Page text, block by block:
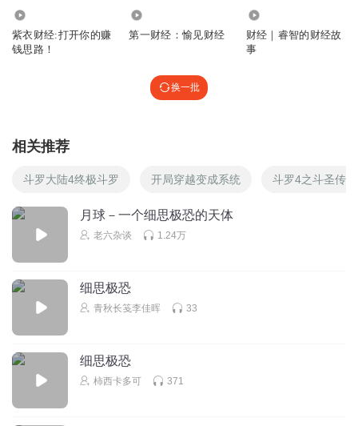
紫衣财经:打开你的赚
钱思路！
第一财经：愉见财经
财经｜睿智的财经故
事
换一批
相关推荐
斗罗大陆4终极斗罗 开局穿越变成系统 斗罗4之斗圣传说
月球－一个细思极恐的天体
老六杂谈 1.24万
细思极恐
青秋长笺李佳晖 33
细思极恐
柿西卡多可 371